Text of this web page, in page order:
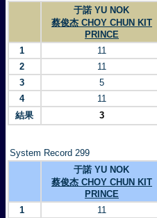
于諾 YU NOK
蔡俊杰 CHOY CHUN KIT
PRINCE
1 11
2
11
3
5
4
11
結果
3
System Record 299
于諾 YU NOK
蔡俊杰 CHOY CHUN KIT
PRINCE
1
11